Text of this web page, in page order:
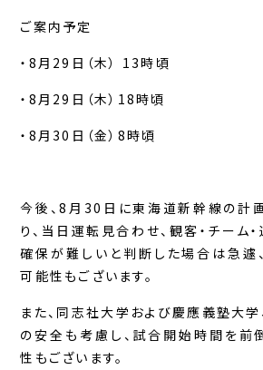
ご案内予定
・8月29日（木） 13時頃
・8月29日（木）18時頃
・8月30日（金）8時頃
今後、8月30日に東海道新幹線の計
り、当日運転見合わせ、観客・チーム
確保が難しいと判断した場合は急遽
可能性もございます。
また、同志社大学および慶應義塾大
の安全も考慮し、試合開始時間を前
性もございます。